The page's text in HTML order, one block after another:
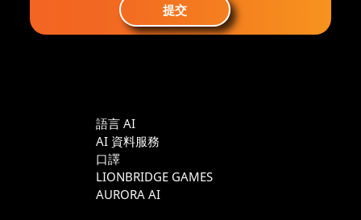
提交
語言 AI
AI 資料服務
口譯
LIONBRIDGE GAMES
AURORA AI